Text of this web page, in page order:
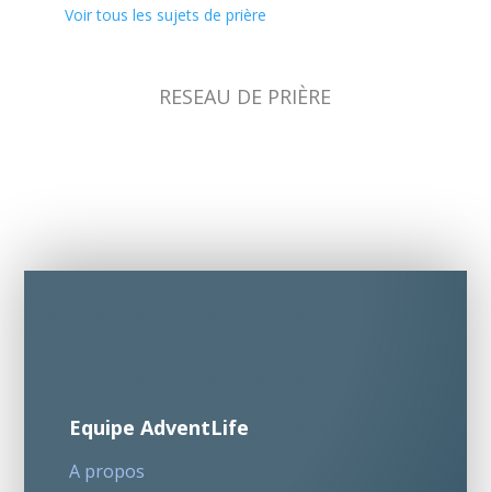
Voir tous les sujets de prière
RESEAU DE PRIÈRE
Equipe AdventLife
A propos